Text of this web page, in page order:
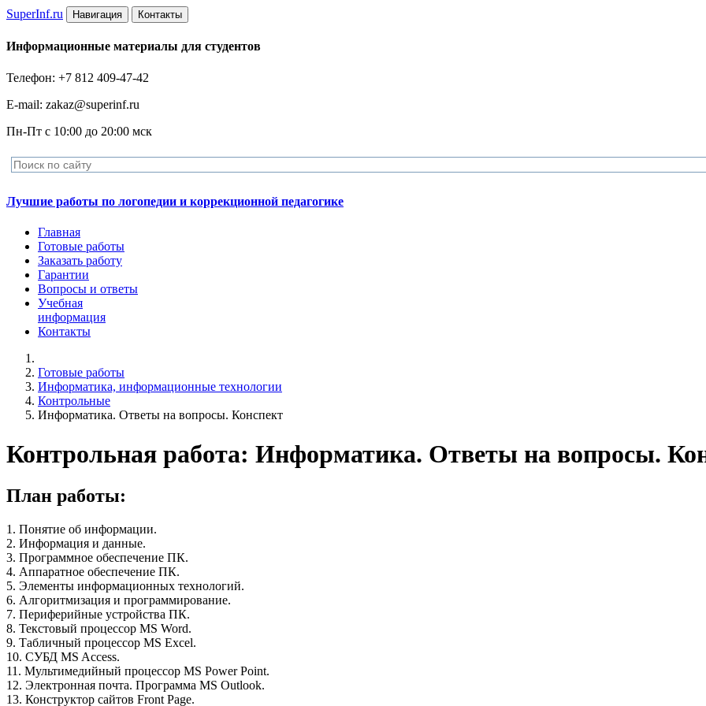
SuperInf.ru Навигация Контакты
Информационные материалы для студентов
Телефон: +7 812 409-47-42
E-mail: zakaz@superinf.ru
Пн-Пт с 10:00 до 20:00 мск
Лучшие работы по логопедии и коррекционной педагогике
Главная
Готовые работы
Заказать работу
Гарантии
Вопросы и ответы
Учебная
информация
Контакты
Готовые работы
Информатика, информационные технологии
Контрольные
Информатика. Ответы на вопросы. Конспект
Контрольная работа: Информатика. Ответы на вопросы.
План работы:
1. Понятие об информации.
2. Информация и данные.
3. Программное обеспечение ПК.
4. Аппаратное обеспечение ПК.
5. Элементы информационных технологий.
6. Алгоритмизация и программирование.
7. Периферийные устройства ПК.
8. Текстовый процессор MS Word.
9. Табличный процессор MS Excel.
10. СУБД MS Access.
11. Мультимедийный процессор MS Power Point.
12. Электронная почта. Программа MS Outlook.
13. Конструктор сайтов Front Page.